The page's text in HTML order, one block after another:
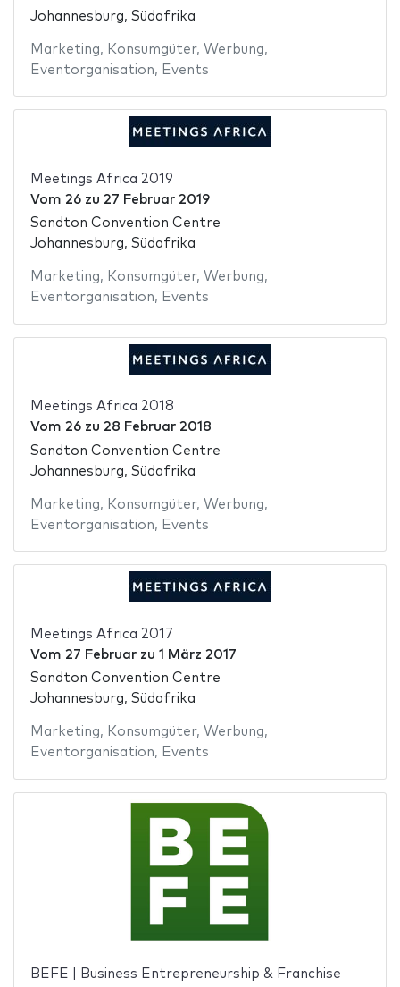
Johannesburg, Südafrika
Marketing, Konsumgüter, Werbung,
Eventorganisation, Events
Meetings Africa 2019
Vom 26zu 27 Februar 2019
Sandton Convention Centre
Johannesburg, Südafrika
Marketing, Konsumgüter, Werbung,
Eventorganisation, Events
Meetings Africa 2018
Vom 26zu 28 Februar 2018
Sandton Convention Centre
Johannesburg, Südafrika
Marketing, Konsumgüter, Werbung,
Eventorganisation, Events
Meetings Africa 2017
Vom 27 Februarzu 1 März 2017
Sandton Convention Centre
Johannesburg, Südafrika
Marketing, Konsumgüter, Werbung,
Eventorganisation, Events
BEFE | Business Entrepreneurship & Franchise